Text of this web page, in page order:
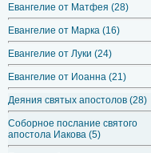
Евангелие от Матфея (28)
Евангелие от Марка (16)
Евангелие от Луки (24)
Евангелие от Иоанна (21)
Деяния святых апостолов (28)
Соборное послание святого
апостола Иакова (5)